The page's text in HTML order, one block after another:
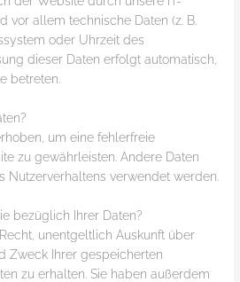
vor allem technische Daten (z. B.
oder Uhrzeit des
dieser Daten erfolgt automatisch,
betreten.
um eine fehlerfreie
zu gewährleisten. Andere Daten
Nutzerverhaltens verwendet werden.
bezüglich Ihrer Daten?
unentgeltlich Auskunft über
Zweck Ihrer gespeicherten
zu erhalten. Sie haben außerdem